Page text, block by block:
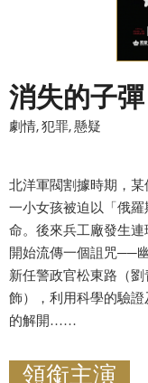
消失的子彈
劇情, 犯罪, 懸疑
北洋軍閥割據時期，某
一小女孩被迫以「俄
命。後來兵工廠發生
開始流傳一個詛咒──
新任警政官松東路（
飾），利用科學的驗
的解開……
領銜主演